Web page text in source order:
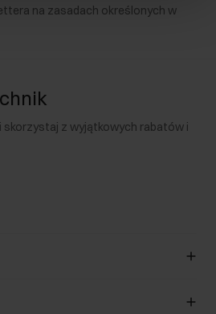
na zasadach określonych w
skorzystaj z wyjątkowych rabatów i